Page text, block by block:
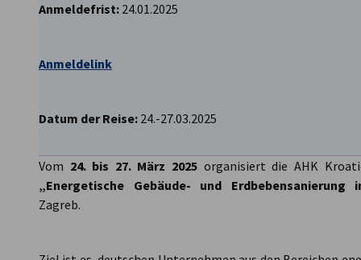
Anmeldefrist: 24.01.2025
Anmeldelink
Datum der Reise: 24.-27.03.2025
Vom 24. bis 27. März 2025 organisiert die AHK
„Energetische Gebäude- und Erdbebensanierung
Zagreb.